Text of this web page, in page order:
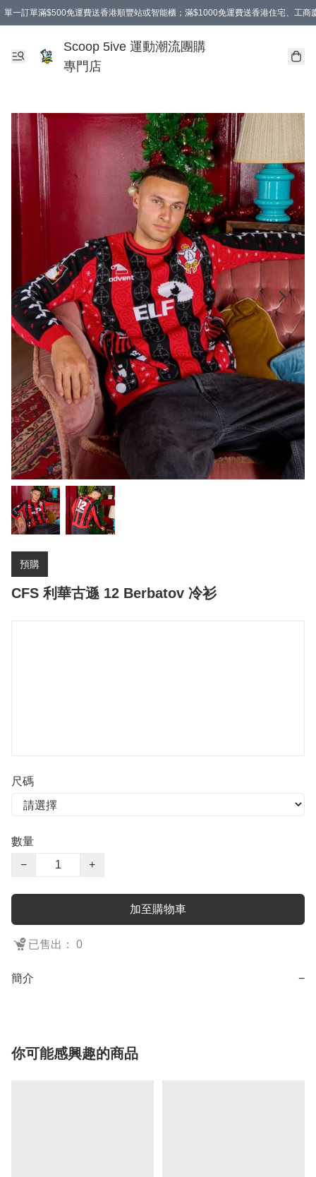
單一訂單滿$500免運費送香港順豐站或智能櫃；滿$1000免運費送香港住宅、工商
Scoop 5ive 運動潮流團購
專門店
預購
CFS 利華古遜 12 Berbatov 冷衫
尺碼
數量
−
+
加至購物車
已售出： 0
簡介 −
你可能感興趣的商品